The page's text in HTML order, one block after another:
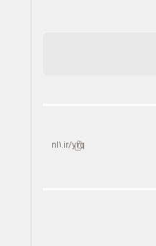
nl1.ir/y2q